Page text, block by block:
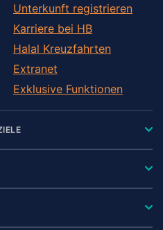
Unterkunft registrieren
Karriere bei HB
Halal Kreuzfahrten
Extranet
Exklusive Funktionen